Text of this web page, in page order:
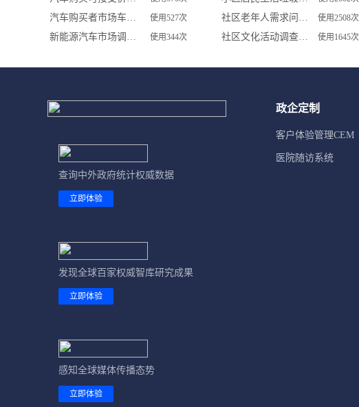
汽车购买者市场车型调查问卷 使用527次
新能源汽车市场调查问卷 使用344次
社区老年人需求问卷调查 使用2508次
社区文化活动调查问卷 使用1645次
查询中外政府统计权威数据
立即体验
发现全球百家权威智库研究成果
立即体验
感知全球媒体传播态势
立即体验
政企定制
客户体验管理CEM
医院随访系统